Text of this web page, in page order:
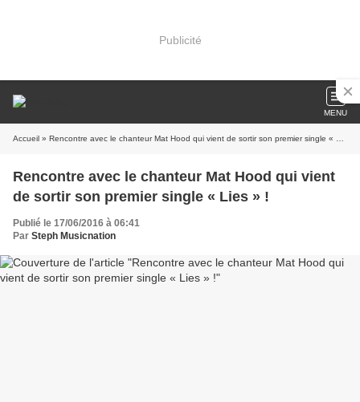
Publicité
MENU
Accueil » Rencontre avec le chanteur Mat Hood qui vient de sortir son premier single « Lies » !
Rencontre avec le chanteur Mat Hood qui vient
de sortir son premier single « Lies » !
Publié le 17/06/2016 à 06:41
Par Steph Musicnation